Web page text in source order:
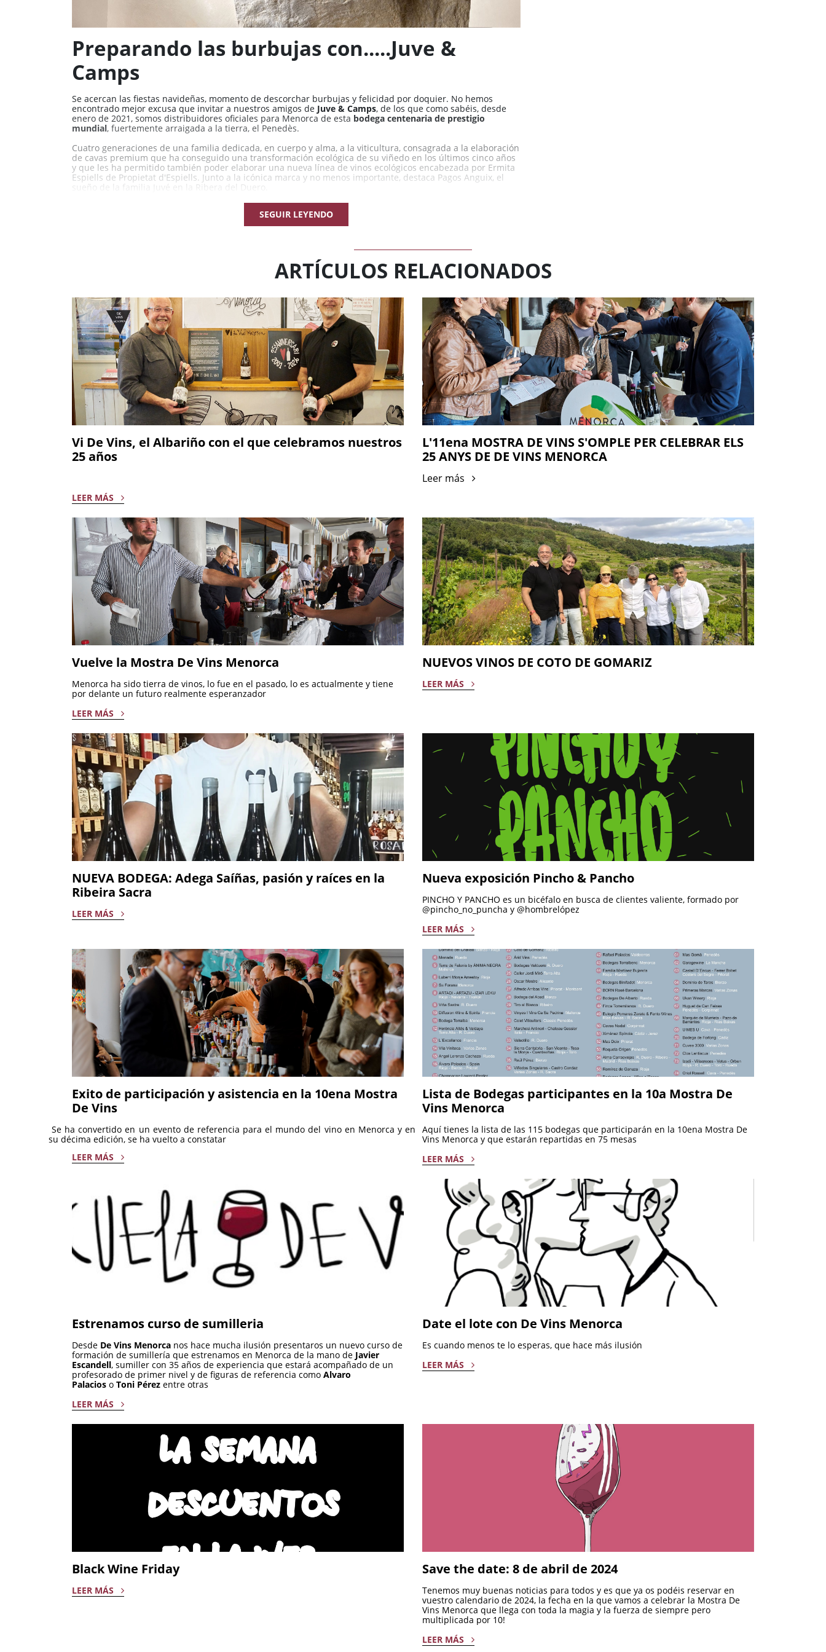
Preparando las burbujas con.....Juve &
Camps
Se acercan las fiestas navideñas, momento de descorchar burbujas y felicidad por doquier. No hemos
encontrado mejor excusa que invitar a nuestros amigos de Juve & Camps, de los que como sabéis, desde
enero de 2021, somos distribuidores oficiales para Menorca de esta bodega centenaria de prestigio
mundial, fuertemente arraigada a la tierra, el Penedès.
Cuatro generaciones de una familia dedicada, en cuerpo y alma, a la viticultura, consagrada a la elaboración
de cavas premium que ha conseguido una transformación ecológica de su viñedo en los últimos cinco años
y que les ha permitido también poder elaborar una nueva línea de vinos ecológicos encabezada por Ermita
Espiells de Propietat d'Espiells. Junto a la icónica marca y no menos importante, destaca Pagos Anguix, el
sueño de la familia Juvé en la Ribera del Duero.
Os esperamos el lunes 28 de noviembre a partir de las 17.30 horas en nuestra tienda De Vins Menorca
SEGUIR LEYENDO
ARTÍCULOS RELACIONADOS
Vi De Vins, el Albariño con el que celebramos nuestros
25 años
LEER MÁS
L'11ena MOSTRA DE VINS S'OMPLE PER CELEBRAR ELS
25 ANYS DE DE VINS MENORCA
Leer más
Vuelve la Mostra De Vins Menorca
Menorca ha sido tierra de vinos, lo fue en el pasado, lo es actualmente y tiene
por delante un futuro realmente esperanzador
LEER MÁS
NUEVOS VINOS DE COTO DE GOMARIZ
LEER MÁS
NUEVA BODEGA: Adega Saíñas, pasión y raíces en la
Ribeira Sacra
LEER MÁS
Nueva exposición Pincho & Pancho
PINCHO Y PANCHO es un bicéfalo en busca de clientes valiente, formado por
@pincho_no_puncha y @hombrelópez
LEER MÁS
Exito de participación y asistencia en la 10ena Mostra
De Vins
Se ha convertido en un evento de referencia para el mundo del vino en Menorca y en
su décima edición, se ha vuelto a constatar
LEER MÁS
Lista de Bodegas participantes en la 10a Mostra De
Vins Menorca
Aquí tienes la lista de las 115 bodegas que participarán en la 10ena Mostra De
Vins Menorca y que estarán repartidas en 75 mesas
LEER MÁS
Estrenamos curso de sumilleria
Desde De Vins Menorca nos hace mucha ilusión presentaros un nuevo curso de
formación de sumillería que estrenamos en Menorca de la mano de Javier
Escandell, sumiller con 35 años de experiencia que estará acompañado de un
profesorado de primer nivel y de figuras de referencia como Alvaro
Palacios o Toni Pérez entre otras
LEER MÁS
Date el lote con De Vins Menorca
Es cuando menos te lo esperas, que hace más ilusión
LEER MÁS
Black Wine Friday
LEER MÁS
Save the date: 8 de abril de 2024
Tenemos muy buenas noticias para todos y es que ya os podéis reservar en
vuestro calendario de 2024, la fecha en la que vamos a celebrar la Mostra De
Vins Menorca que llega con toda la magia y la fuerza de siempre pero
multiplicada por 10!
LEER MÁS